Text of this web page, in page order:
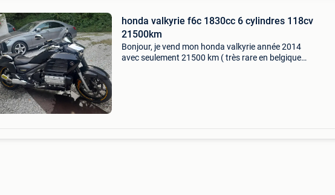
honda valkyrie f6c 1830cc 6 cylindres 118cv
21500km
Bonjour, je vend mon honda valkyrie année 2014
avec seulement 21500 km ( très rare en belgique